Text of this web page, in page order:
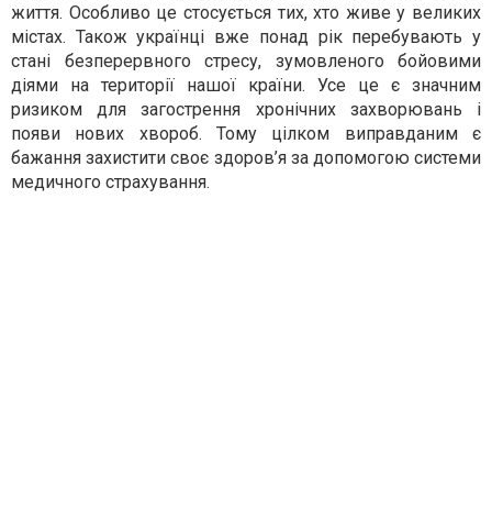
життя. Особливо це стосується тих, хто живе у великих
містах. Також українці вже понад рік перебувають у
стані безперервного стресу, зумовленого бойовими
діями на території нашої країни. Усе це є значним
ризиком для загострення хронічних захворювань і
появи нових хвороб. Тому цілком виправданим є
бажання захистити своє здоров’я за допомогою системи
медичного страхування.